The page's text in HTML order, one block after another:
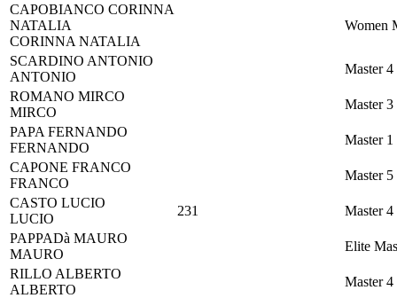
CAPOBIANCO CORINNA
NATALIA
CORINNA NATALIA
Women
SCARDINO ANTONIO
ANTONIO
Master 4
ROMANO MIRCO
MIRCO
Master 3
PAPA FERNANDO
FERNANDO
Master 1
CAPONE FRANCO
FRANCO
Master 5
CASTO LUCIO
LUCIO
231
Master 4
PAPPADà MAURO
MAURO
Elite
RILLO ALBERTO
ALBERTO
Master 4